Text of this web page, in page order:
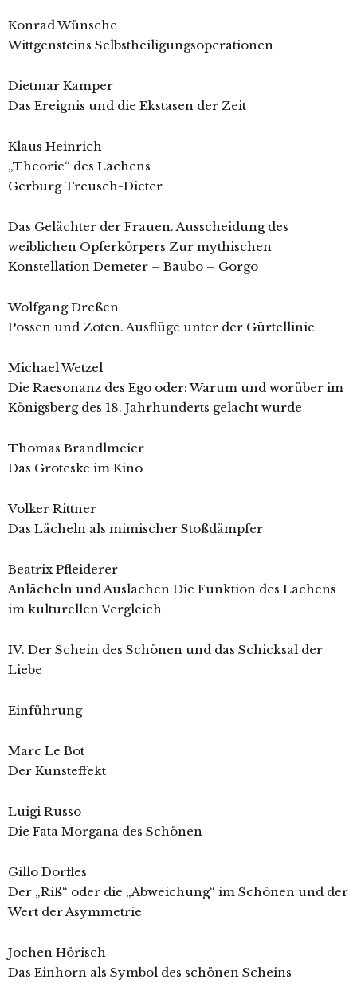
Konrad Wünsche
Wittgensteins Selbstheiligungsoperationen
Dietmar Kamper
Das Ereignis und die Ekstasen der Zeit
Klaus Heinrich
„Theorie“ des Lachens
Gerburg Treusch-Dieter
Das Gelächter der Frauen. Ausscheidung des
weiblichen Opferkörpers Zur mythischen
Konstellation Demeter – Baubo – Gorgo
Wolfgang Dreßen
Possen und Zoten. Ausflüge unter der Gürtellinie
Michael Wetzel
Die Raesonanz des Ego oder: Warum und worüber im
Königsberg des 18. Jahrhunderts gelacht wurde
Thomas Brandlmeier
Das Groteske im Kino
Volker Rittner
Das Lächeln als mimischer Stoßdämpfer
Beatrix Pfleiderer
Anlächeln und Auslachen Die Funktion des Lachens
im kulturellen Vergleich
IV. Der Schein des Schönen und das Schicksal der
Liebe
Einführung
Marc Le Bot
Der Kunsteffekt
Luigi Russo
Die Fata Morgana des Schönen
Gillo Dorfles
Der „Riß“ oder die „Abweichung“ im Schönen und der
Wert der Asymmetrie
Jochen Hörisch
Das Einhorn als Symbol des schönen Scheins